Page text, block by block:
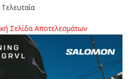
Τελευταία
Σελίδα Αποτελεσμάτων